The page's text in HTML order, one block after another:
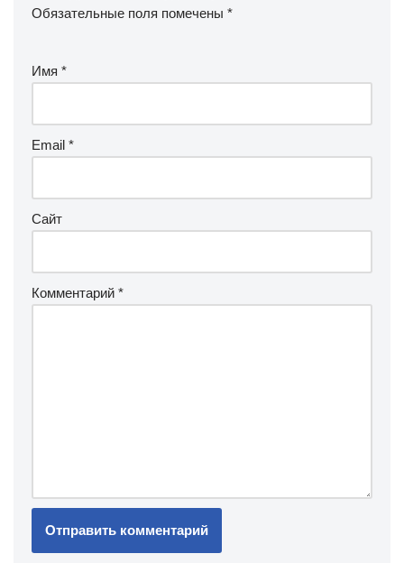
Обязательные поля помечены *
Имя *
Email *
Сайт
Комментарий *